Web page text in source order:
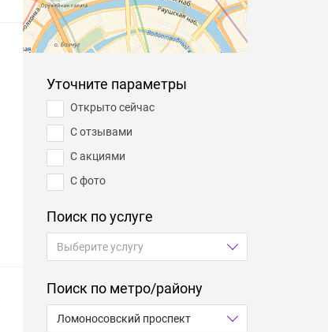
Уточните параметры
Открыто сейчас
С отзывами
С акциями
С фото
Поиск по услуге
Поиск по метро/району